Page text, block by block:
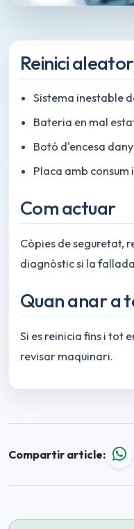
Reinici
Sistema inestable
Bateria en mal
Botó d'encesa
Placa amb consum
Com actuar
Còpies de seguretat,
diagnòstic si la
Quan anar a
Si es reinicia fins i tot
revisar maquinari.
Compartir article: